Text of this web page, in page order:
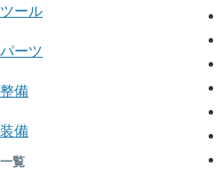
ン
ク:
YBR125
ツール
パーツ
整備
装備
一覧